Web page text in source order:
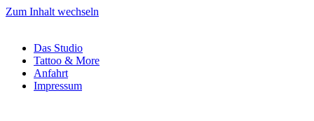
Zum Inhalt wechseln
Das Studio
Tattoo & More
Anfahrt
Impressum